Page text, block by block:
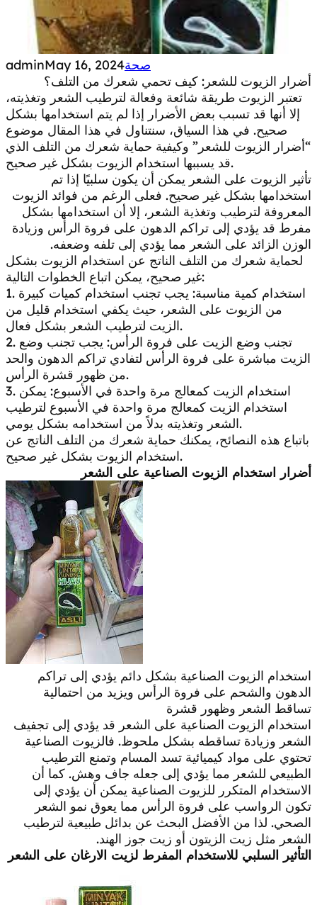
adminMay 16, 2024صحة
أضرار الزيوت للشعر: كيف تحمي شعرك من التلف؟
تعتبر الزيوت طريقة شائعة وفعالة لترطيب الشعر وتغذيته،
إلا أنها قد تسبب بعض الأضرار إذا لم يتم استخدامها بشكل
صحيح. في هذا السياق، سنتناول في هذا المقال موضوع
“أضرار الزيوت للشعر” وكيفية حماية شعرك من التلف الذي
قد يسببها استخدام الزيوت بشكل غير صحيح.
تأثير الزيوت على الشعر يمكن أن يكون سلبيًا إذا تم
استخدامها بشكل غير صحيح. فعلى الرغم من فوائد الزيوت
المعروفة لترطيب وتغذية الشعر، إلا أن استخدامها بشكل
مفرط قد يؤدي إلى تراكم الدهون على فروة الرأس وزيادة
الوزن الزائد على الشعر مما يؤدي إلى تلفه وضعفه.
لحماية شعرك من التلف الناتج عن استخدام الزيوت بشكل
غير صحيح، يمكن اتباع الخطوات التالية:
1. استخدام كمية مناسبة: يجب تجنب استخدام كميات كبيرة
من الزيوت على الشعر، حيث يكفي استخدام قليل من
الزيت لترطيب الشعر بشكل فعال.
2. تجنب وضع الزيت على فروة الرأس: يجب تجنب وضع
الزيت مباشرة على فروة الرأس لتفادي تراكم الدهون والحد
من ظهور قشرة الرأس.
3. استخدام الزيت كمعالج مرة واحدة في الأسبوع: يمكن
استخدام الزيت كمعالج مرة واحدة في الأسبوع لترطيب
الشعر وتغذيته بدلاً من استخدامه بشكل يومي.
باتباع هذه النصائح، يمكنك حماية شعرك من التلف الناتج عن
استخدام الزيوت بشكل غير صحيح.
أضرار استخدام الزيوت الصناعية على الشعر
استخدام الزيوت الصناعية بشكل دائم يؤدي إلى تراكم
الدهون والشحم على فروة الرأس ويزيد من احتمالية
تساقط الشعر وظهور قشرة
استخدام الزيوت الصناعية على الشعر قد يؤدي إلى تجفيف
الشعر وزيادة تساقطه بشكل ملحوظ. فالزيوت الصناعية
تحتوي على مواد كيميائية تسد المسام وتمنع الترطيب
الطبيعي للشعر مما يؤدي إلى جعله جاف وهش. كما أن
الاستخدام المتكرر للزيوت الصناعية يمكن أن يؤدي إلى
تكون الرواسب على فروة الرأس مما يعوق نمو الشعر
الصحي. لذا من الأفضل البحث عن بدائل طبيعية لترطيب
الشعر مثل زيت الزيتون أو زيت جوز الهند.
التأثير السلبي للاستخدام المفرط لزيت الارغان على الشعر